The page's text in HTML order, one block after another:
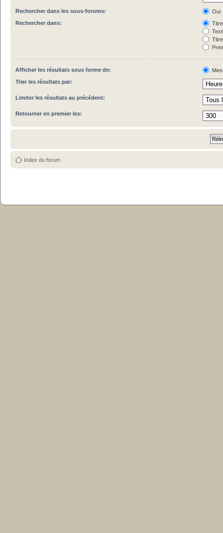
Rechercher dans les sous-forums:
Oui
Rechercher dans:
Afficher les résultats sous forme de:
Trier les résultats par:
Limiter les résultats au précédent:
Retourner en premier les:
Index du forum